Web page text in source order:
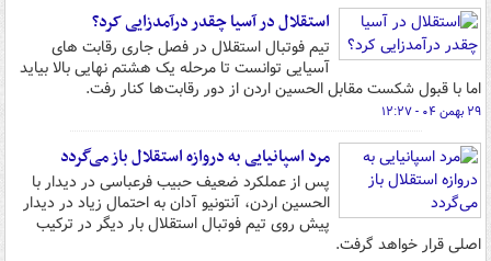
استقلال در آسیا چقدر درآمدزایی کرد؟
تیم فوتبال استقلال در فصل جاری رقابت های
آسیایی توانست تا مرحله یک هشتم نهایی بالا بیاید
اما با قبول شکست مقابل الحسین اردن از دور رقابت‌ها کنار رفت.
۲۹ بهمن ۰۴ - ۱۲:۲۷
مرد اسپانیایی به دروازه استقلال باز می‌گردد
پس از عملکرد ضعیف حبیب فرعباسی در دیدار با
الحسین اردن، آنتونیو آدان به احتمال زیاد در دیدار
پیش روی تیم فوتبال استقلال بار دیگر در ترکیب
اصلی قرار خواهد گرفت.